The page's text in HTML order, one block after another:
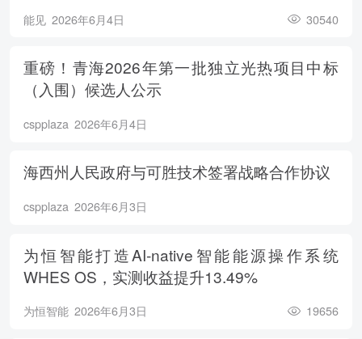
能见 2026年6月4日 30540
重磅！青海2026年第一批独立光热项目中标
（入围）候选人公示
cspplaza 2026年6月4日
海西州人民政府与可胜技术签署战略合作协议
cspplaza 2026年6月3日
为恒智能打造AI-native智能能源操作系统
WHES OS，实测收益提升13.49%
为恒智能 2026年6月3日 19656